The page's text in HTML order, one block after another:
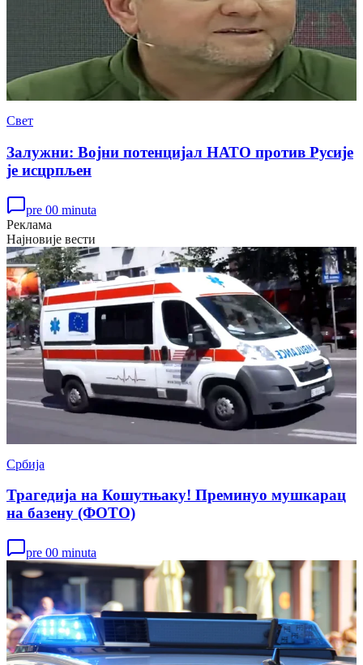
Свет
Залужни: Војни потенцијал НАТО против Русије
је исцрпљен
pre 00 minuta
Реклама
Најновије вести
Србија
Трагедија на Кошутњаку! Преминуо мушкарац
на базену (ФОТО)
pre 00 minuta